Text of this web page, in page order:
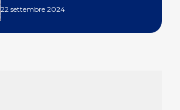
22 settembre 2024